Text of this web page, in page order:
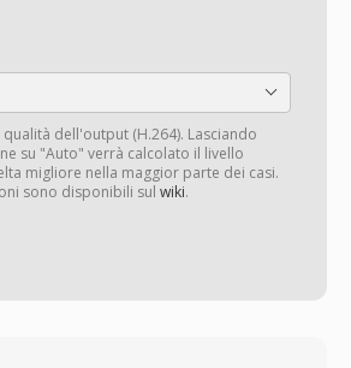
dell'output (H.264). Lasciando
su "Auto" verrà calcolato il livello
migliore nella maggior parte dei casi.
sono disponibili sul wiki.